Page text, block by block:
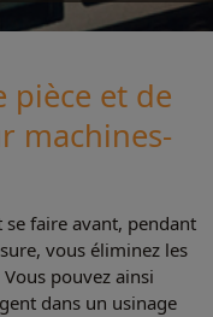
pièce et de
machines-
se faire avant, pendant
vous éliminez les
pouvez ainsi
dans un usinage